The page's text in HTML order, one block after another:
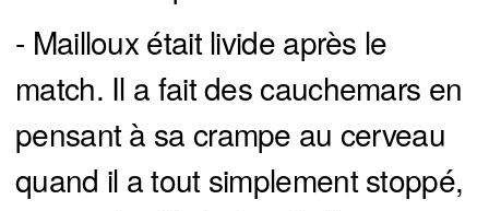
- Mailloux était livide après le
match. Il a fait des cauchemars en
pensant à sa crampe au cerveau
quand il a tout simplement stoppé,